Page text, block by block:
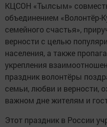
КЦСОН «Тылсым»
объединением
семейного счастья»,
верности с целью
населения, а также
укрепления
праздник волонтёры
семьи, любви и верности,
важном дне жителям и
Этот праздник в России